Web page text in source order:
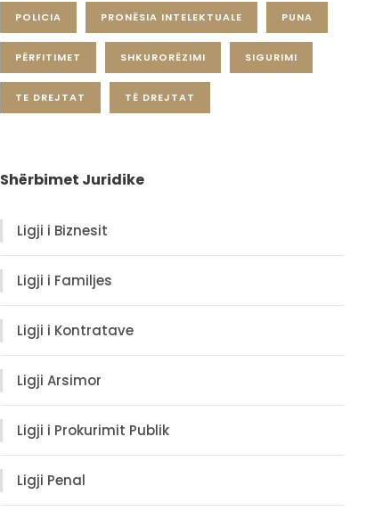
POLICIA PRONËSIA INTELEKTUALE PUNA
PËRFITIMET SHKURORËZIMI SIGURIMI
TE DREJTAT TË DREJTAT
Shërbimet Juridike
Ligji i Biznesit
Ligji i Familjes
Ligji i Kontratave
Ligji Arsimor
Ligji i Prokurimit Publik
Ligji Penal